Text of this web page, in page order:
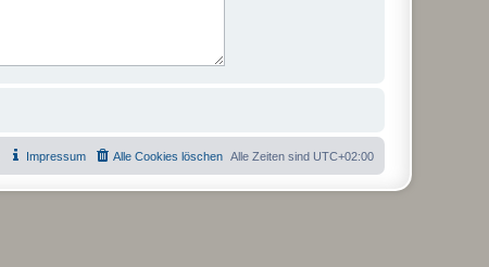
Alle Zeiten sind UTC+02:00
Alle Cookies löschen
Impressum